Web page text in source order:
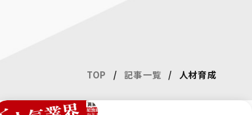
TOP / 記事一覧 / 人材育成